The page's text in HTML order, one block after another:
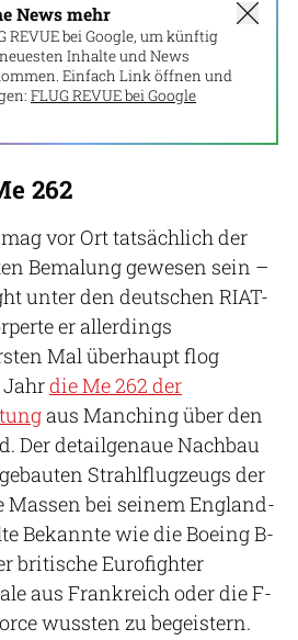
News mehr
REVUE bei Google, um künftig
Inhalte und News
Einfach Link öffnen und
FLUG REVUE bei Google
262
mag vor Ort tatsächlich der
Bemalung gewesen sein –
unter den deutschen RIAT-
er allerdings
Mal überhaupt flog
die Me 262 der
aus Manching über den
Der detailgenaue Nachbau
Strahlflugzeugs der
Massen bei seinem England-
Bekannte wie die Boeing B-
britische Eurofighter
aus Frankreich oder die F-
wussten zu begeistern.